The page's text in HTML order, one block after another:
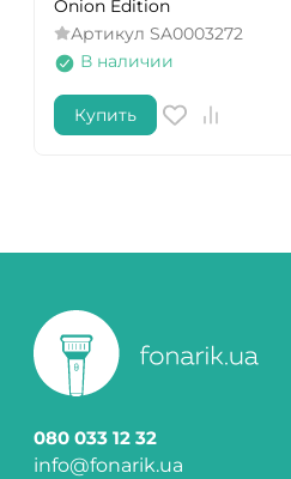
Onion Edition
Артикул SA0003272
В наличии
Купить
080 033 12 32
info@fonarik.ua